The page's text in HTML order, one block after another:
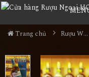
Trang chủ Rượu Whisky